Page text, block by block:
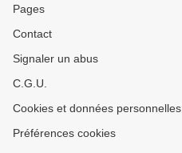
Pages
Contact
Signaler un abus
C.G.U.
Cookies et données personnelles
Préférences cookies